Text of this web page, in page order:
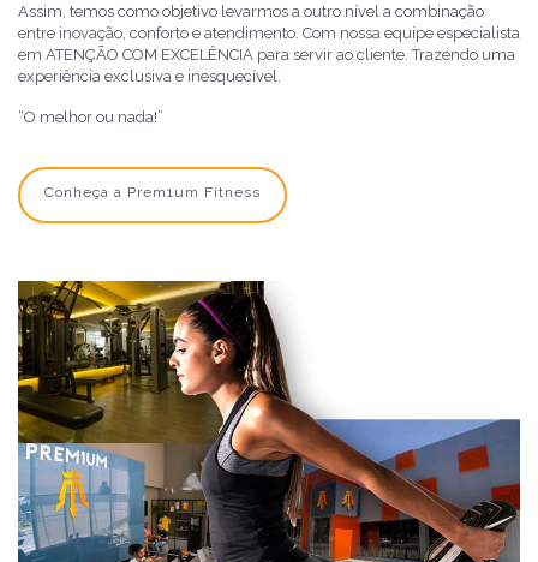
Assim, temos como objetivo levarmos a outro nível a combinação
entre inovação, conforto e atendimento. Com nossa equipe especialista
em ATENÇÃO COM EXCELÊNCIA para servir ao cliente. Trazendo uma
experiência exclusiva e inesquecível.
“O melhor ou nada!”
Conheça a Prem1um Fitness